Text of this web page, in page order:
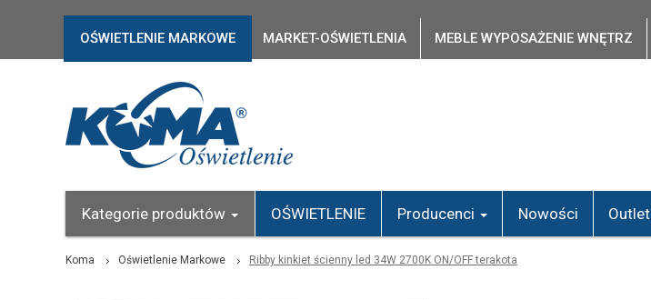
OŚWIETLENIE MARKOWE MARKET-OŚWIETLENIA MEBLE WYPOSAŻENIE WNĘTRZ
Kategorie produktów OŚWIETLENIE Producenci Nowości Outlet
Koma Oświetlenie Markowe Ribby kinkiet ścienny led 34W 2700K ON/OFF terakota